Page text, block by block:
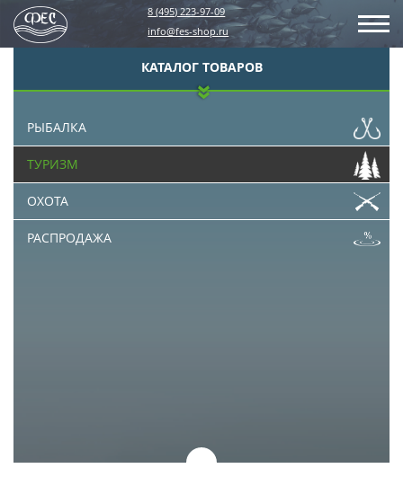
8 (495) 223-97-09
info@fes-shop.ru
КАТАЛОГ ТОВАРОВ
РЫБАЛКА
ТУРИЗМ
ОХОТА
РАСПРОДАЖА